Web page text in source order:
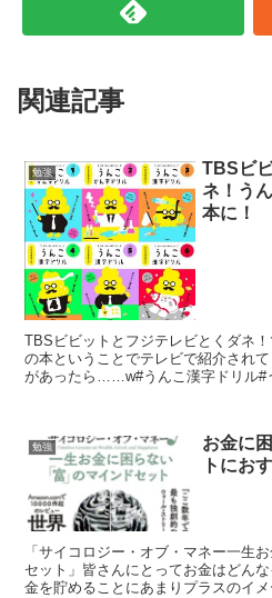
関連記事
勉強
TBSビ
ネ！う
本に！
TBSビビットとフジテレビとくダネ
の本ということでテレビで紹介され
があったら……w#うんこ漢字ドリル#
勉強
お金に
トにお
「サイコロジー・オブ・マネー一生
セット」皆さんにとってお金はどん
金を貯めることにあまりプラスのイ